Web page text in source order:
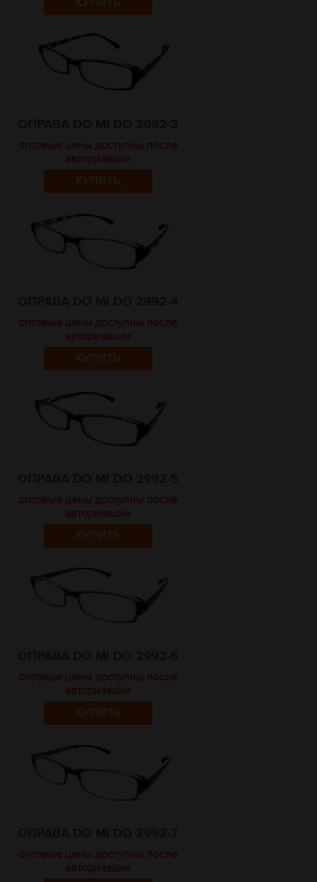
КУПИТЬ
оптовые цены доступны после
авторизации
КУПИТЬ
оптовые цены доступны после
авторизации
КУПИТЬ
оптовые цены доступны после
авторизации
КУПИТЬ
оптовые цены доступны после
авторизации
КУПИТЬ
оптовые цены доступны после
авторизации